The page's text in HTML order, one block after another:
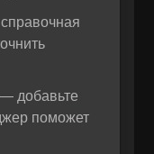
данных.
в
—
добавьте
поможет